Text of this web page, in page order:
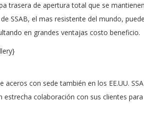
trasera de apertura total que se
SSAB, el mas resistente del mundo,
en grandes ventajas costo beneficio.
aceros con sede también en los EE.UU.
colaboración con sus clientes